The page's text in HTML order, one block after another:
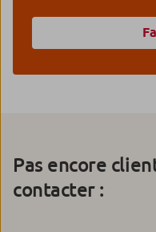
Pas encore
contacter :